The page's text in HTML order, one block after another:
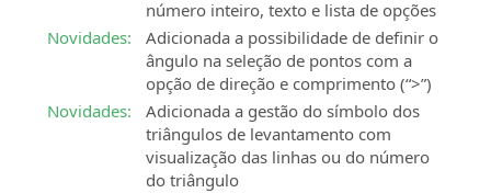
número inteiro, texto e lista de opções
Novidades:
Adicionada a possibilidade de definir o
ângulo na seleção de pontos com a
opção de direção e comprimento (“>”)
Novidades:
Adicionada a gestão do símbolo dos
triângulos de levantamento com
visualização das linhas ou do número
do triângulo